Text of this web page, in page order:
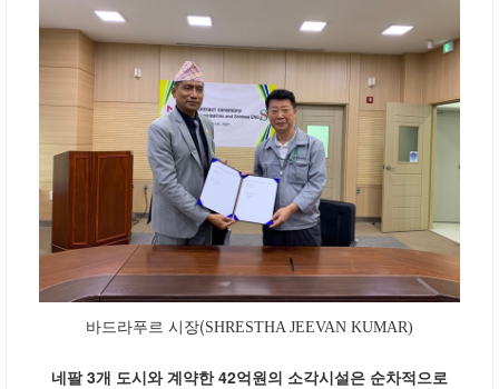
바드라푸르 시장(SHRESTHA JEEVAN KUMAR)
네팔 3개 도시와 계약한 42억원의 소각시설은 순차적으로